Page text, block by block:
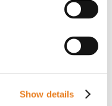
Show details
tutela per
della